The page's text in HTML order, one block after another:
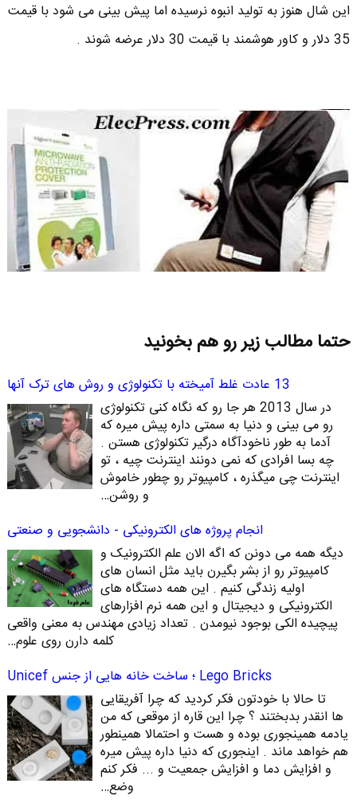
این شال هنوز به تولید انبوه نرسیده اما پیش بینی می شود با قیمت
35 دلار و کاور هوشمند با قیمت 30 دلار عرضه شوند .
حتما مطالب زیر رو هم بخونید
13 عادت غلط آمیخته با تکنولوژی و روش های ترک آنها
در سال 2013 هر جا رو که نگاه کنی تکنولوژی
رو می بینی و دنیا به سمتی داره پیش میره که
آدما به طور ناخودآگاه درگیر تکنولوژی هستن .
چه بسا افرادی که نمی دونند اینترنت چیه ، تو
اینترنت چی میگذره ، کامپیوتر رو چطور خاموش
و روشن…
انجام پروژه های الکترونیکی - دانشجویی و صنعتی
دیگه همه می دونن که اگه الان علم الکترونیک و
کامپیوتر رو از بشر بگیرن باید مثل انسان های
اولیه زندگی کنیم . این همه دستگاه های
الکترونیکی و دیجیتال و این همه نرم افزارهای
پیچیده الکی بوجود نیومدن . تعداد زیادی مهندس به معنی واقعی
کلمه دارن روی علوم…
Lego Bricks ؛ ساخت خانه هایی از جنس Unicef
تا حالا با خودتون فکر کردید که چرا آفریقایی
ها انقدر بدبختند ؟ چرا این قاره از موقعی که من
یادمه همینجوری بوده و هست و احتمالا همینطور
هم خواهد ماند . اینجوری که دنیا داره پیش میره
و افزایش دما و افزایش جمعیت و ... فکر کنم
وضع…